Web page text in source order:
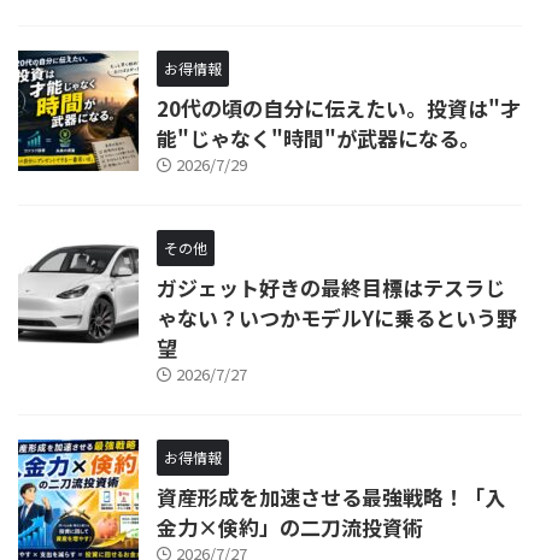
お得情報
20代の頃の自分に伝えたい。投資は"才
能"じゃなく"時間"が武器になる。
2026/7/29
その他
ガジェット好きの最終目標はテスラじ
ゃない？いつかモデルYに乗るという野
望
2026/7/27
お得情報
資産形成を加速させる最強戦略！「入
金力×倹約」の二刀流投資術
2026/7/27